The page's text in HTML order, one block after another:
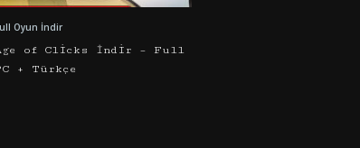
Oyun İndir
of Clicks İndir – Full
+ Türkçe